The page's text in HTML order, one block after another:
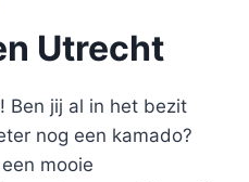
Utrecht
Ben jij al in het bezit
nog een kamado?
mooie